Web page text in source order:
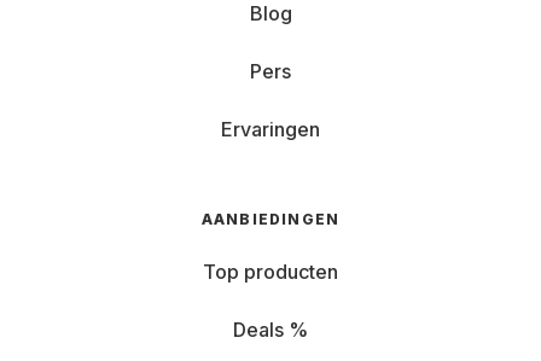
Blog
Pers
Ervaringen
AANBIEDINGEN
Top producten
Deals %